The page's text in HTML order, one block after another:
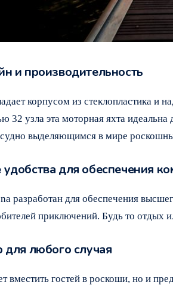
и производительность
корпусом из стеклопластика и
32 узла эта моторная яхта
судно выделяющимся в мире
для обеспечения
разработан для обеспечения
приключений. Будь то отдых
любого случая
вместить гостей в роскоши, но и